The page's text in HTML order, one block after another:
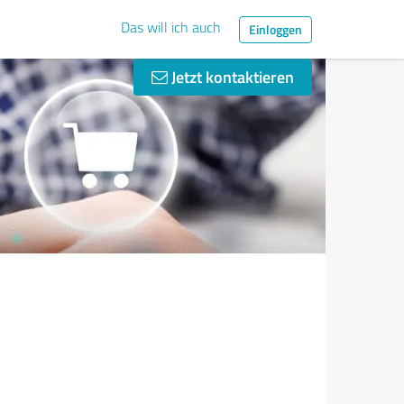
Das will ich auch Einloggen
Jetzt kontaktieren